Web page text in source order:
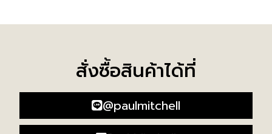
สั่งซื้อสินค้าได้ที่
@paulmitchell